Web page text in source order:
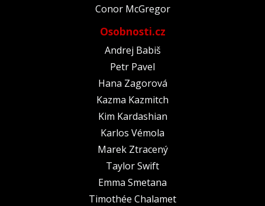
Conor McGregor
Osobnosti.cz
Andrej Babiš
Petr Pavel
Hana Zagorová
Kazma Kazmitch
Kim Kardashian
Karlos Vémola
Marek Ztracený
Taylor Swift
Emma Smetana
Timothée Chalamet